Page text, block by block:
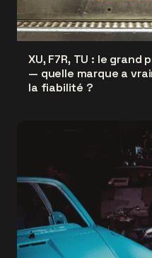
XU, F7R, TU : le
— quelle marque a
la fiabilité ?